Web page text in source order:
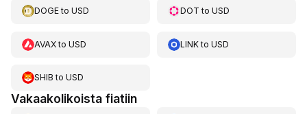
DOGEto USD DOT toUSD
AVAXto USD LINKtoUSD
SHIB to USD
Vakaakolikoista fiatiin